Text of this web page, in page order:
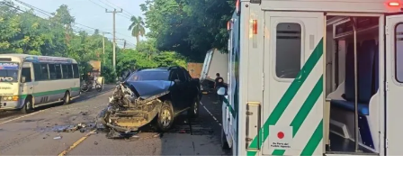
registrado 13,494 accidentes de tránsito, con 9,372
personas lesionadas y 865 fallecidas. Las principales
causas continúan siendo la distracción del conductor, la
invasión de carril, el no respeto a las señales
prioritarias, no guardar la distancia de seguridad y la
velocidad inadecuada.